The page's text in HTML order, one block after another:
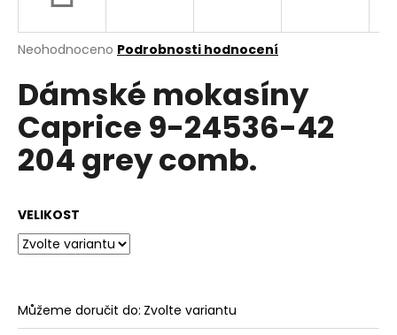
Průměrné
produktu
je
0,0
z
5
hvězdiček.
Neohodnoceno Podrobnosti hodnocení
Dámské mokasíny
Caprice 9-24536-42
204 grey comb.
VELIKOST
Můžeme doručit do: Zvolte variantu
j
t
?
o
p